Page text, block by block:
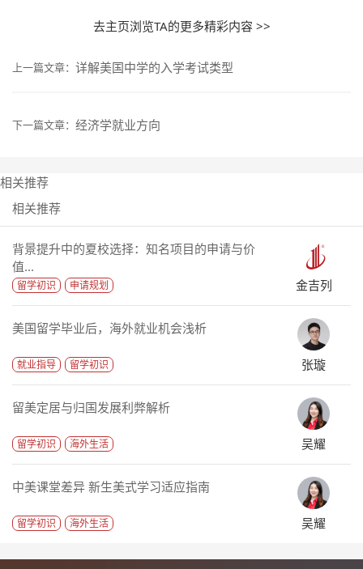
去主页浏览TA的更多精彩内容 >>
上一篇文章： 详解美国中学的入学考试类型
下一篇文章： 经济学就业方向
相关推荐
相关推荐
背景提升中的夏校选择：知名项目的申请与价
值...
留学初识 申请规划 金吉列
美国留学毕业后，海外就业机会浅析
就业指导 留学初识 张璇
留美定居与归国发展利弊解析
留学初识 海外生活 吴耀
中美课堂差异 新生美式学习适应指南
留学初识 海外生活 吴耀